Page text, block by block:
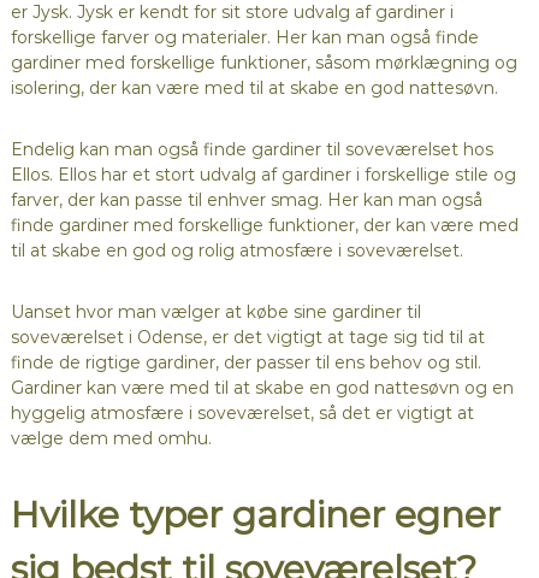
er Jysk. Jysk er kendt for sit store udvalg af gardiner i
forskellige farver og materialer. Her kan man også finde
gardiner med forskellige funktioner, såsom mørklægning og
isolering, der kan være med til at skabe en god nattesøvn.
Endelig kan man også finde gardiner til soveværelset hos
Ellos. Ellos har et stort udvalg af gardiner i forskellige stile og
farver, der kan passe til enhver smag. Her kan man også
finde gardiner med forskellige funktioner, der kan være med
til at skabe en god og rolig atmosfære i soveværelset.
Uanset hvor man vælger at købe sine gardiner til
soveværelset i Odense, er det vigtigt at tage sig tid til at
finde de rigtige gardiner, der passer til ens behov og stil.
Gardiner kan være med til at skabe en god nattesøvn og en
hyggelig atmosfære i soveværelset, så det er vigtigt at
vælge dem med omhu.
Hvilke typer gardiner egner